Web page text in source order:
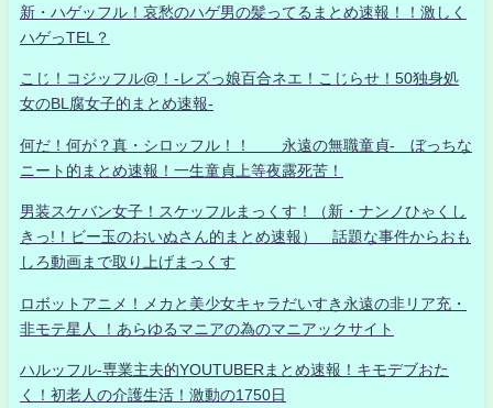
新・ハゲッフル！哀愁のハゲ男の髪ってるまとめ速報！！激しく
ハゲっTEL？
こじ！コジッフル@！-レズっ娘百合ネエ！こじらせ！50独身処
女のBL腐女子的まとめ速報-
何だ！何が？真・シロッフル！！ 永遠の無職童貞- ぼっちな
ニート的まとめ速報！一生童貞上等夜露死苦！
男装スケバン女子！スケッフルまっくす！（新・ナンノひゃくし
きっ!！ビー玉のおいぬさん的まとめ速報） 話題な事件からおも
しろ動画まで取り上げまっくす
ロボットアニメ！メカと美少女キャラだいすき永遠の非リア充・
非モテ星人 ！あらゆるマニアの為のマニアックサイト
ハルッフル-専業主夫的YOUTUBERまとめ速報！キモデブおた
く！初老人の介護生活！激動の1750日